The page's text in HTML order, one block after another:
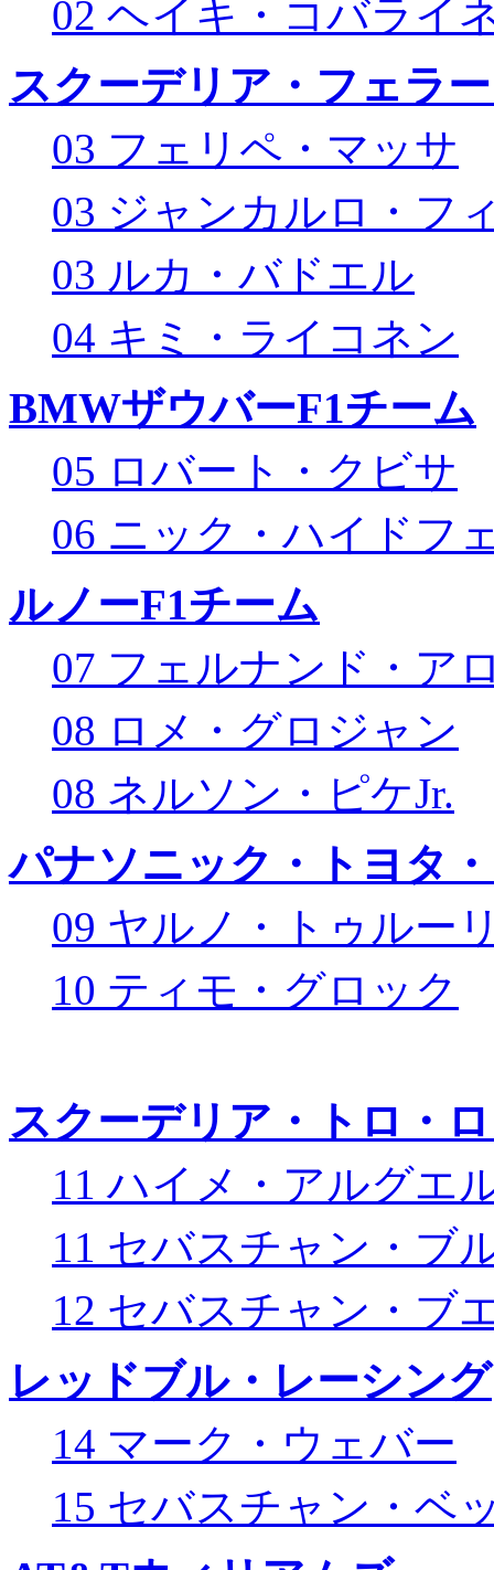
02 ヘイキ・コバライ
スクーデリア・フェラ
03 フェリペ・マッサ
03 ジャンカルロ・フ
03 ルカ・バドエル
04 キミ・ライコネン
BMWザウバーF1チーム
05 ロバート・クビサ
06 ニック・ハイドフ
ルノーF1チーム
07 フェルナンド・ア
08 ロメ・グロジャン
08 ネルソン・ピケJr.
パナソニック・トヨタ
09 ヤルノ・トゥルー
10 ティモ・グロック
スクーデリア・トロ・
11 ハイメ・アルグエ
11 セバスチャン・ブ
12 セバスチャン・ブ
レッドブル・レーシング
14 マーク・ウェバー
15 セバスチャン・ベ